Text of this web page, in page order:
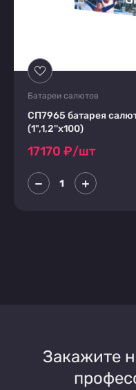
Батареи салютов
СП7965 батарея
(1",1,2''х100)
17170 ₽/шт
Закажите